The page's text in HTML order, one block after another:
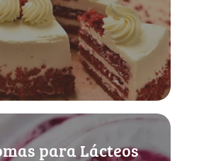
para Lácteos